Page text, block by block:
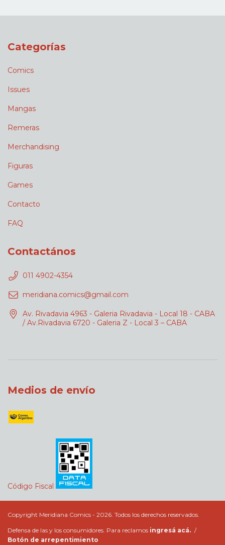
Categorías
Comics
Issues
Mangas
Remeras
Merchandising
Figuras
Games
Contacto
FAQ
Contactános
011 4902-4354
meridiana.comics@gmail.com
Av. Rivadavia 4963 - Galeria Rivadavia - Local 18 - CABA
/ Av.Rivadavia 6720 - Galeria Z - Local 3 – CABA
Medios de envío
Código Fiscal
Copyright Meridiana Comics - 2026. Todos los derechos reservados.
Defensa de las y los consumidores. Para reclamos ingresá acá. /
Botón de arrepentimiento